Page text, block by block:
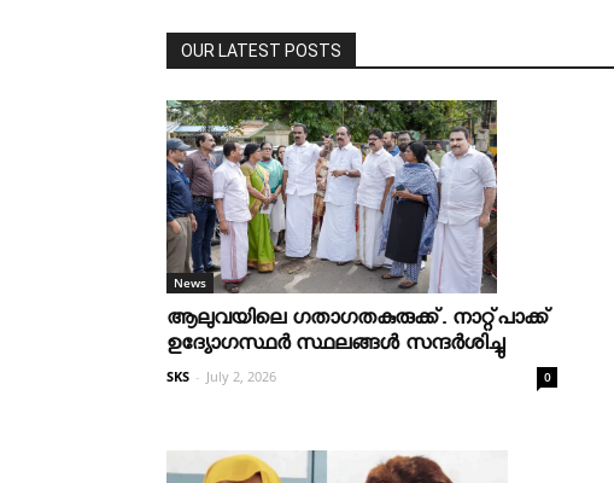
OUR LATEST POSTS
News
ആലുവയിലെ ഗതാഗതകുരുക്ക്. നാറ്റ്പാക്ക്
ഉദ്യോഗസ്ഥർ സ്ഥലങ്ങൾ സന്ദർശിച്ചു
SKS - July 2, 2026 0